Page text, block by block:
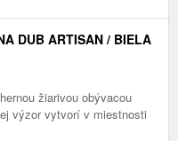
DUB ARTISAN / BIELA
žiarivou obývacou
výzor vytvorí v miestnosti